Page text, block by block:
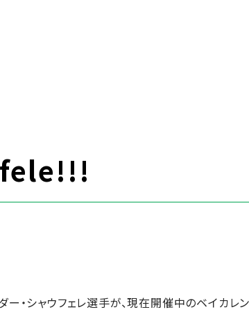
・シャウフェレ選手が、現在開催中のベイカレ